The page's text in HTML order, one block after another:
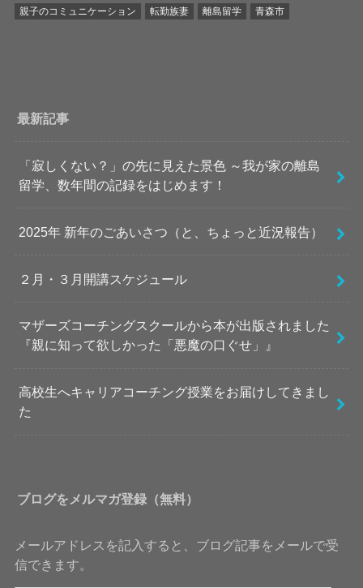
親子のコミュニケーション
転勤族妻 離島留学 青森市
最新記事
「寂しくない？」の先に見えた景色 ～我が家の離島
留学、数年間の記録をはじめます！
2025年 新年のごあいさつ（と、ちょっと近況報告）
２月・３月開講スケジュール
マザーズコーチングスクールから本が出版されました
『親に知って欲しかった「悪魔の口ぐせ」』
高校生へキャリアコーチング授業をお届けしてきまし
た
ブログをメルマガ登録（無料）
メールアドレスを記入すると、ブログ記事をメールで受
信できます。